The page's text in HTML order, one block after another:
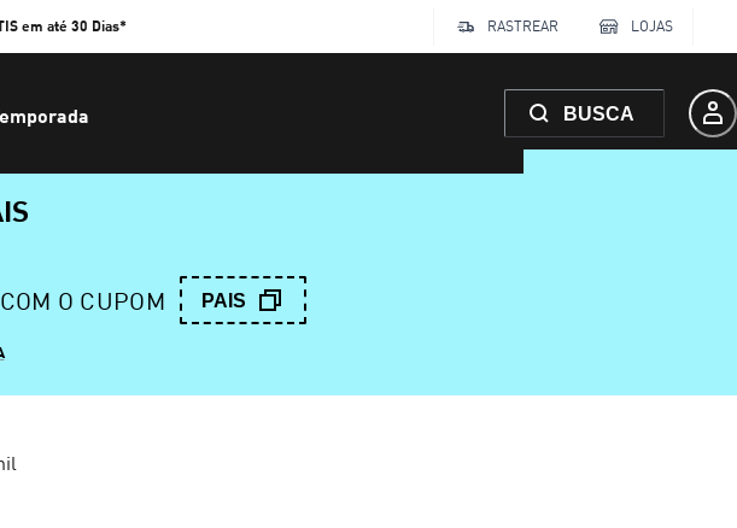
em até 30 Dias* RASTREAR LOJAS
BUSCA
O CUPOM PAIS